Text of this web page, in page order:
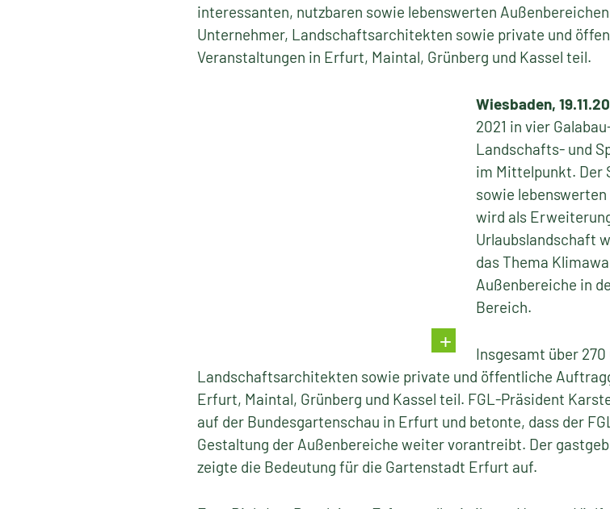
interessanten, nutzbaren sowie lebenswerten
Unternehmer, Landschaftsarchitekten sowie private und
Veranstaltungen in Erfurt, Maintal, Grünberg und Kassel teil.
Wiesbaden,
2021 in vier
Landschafts- und
im Mittelpunkt. Der
sowie
wird als
Urlaubslandschaft
das Thema
Außenbereiche in
Bereich.
Insgesamt über
Landschaftsarchitekten sowie private und öffentliche
Erfurt, Maintal, Grünberg und Kassel teil. FGL-Präsident
auf der Bundesgartenschau in Erfurt und betonte, dass der
Gestaltung der Außenbereiche weiter vorantreibt. Der
zeigte die Bedeutung für die Gartenstadt Erfurt auf.